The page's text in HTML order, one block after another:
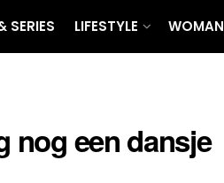
SERIES LIFESTYLE WOMAN
nog een dansje